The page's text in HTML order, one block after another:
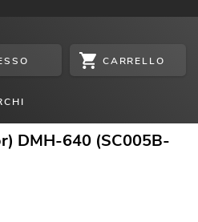
CARRELLO
DMH-640 (SC005B-